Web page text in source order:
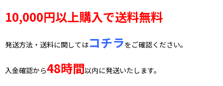
10,000円以上購入で送料無料
発送方法・送料に関してはコチラをご確認ください。
入金確認から48時間以内に発送いたします。